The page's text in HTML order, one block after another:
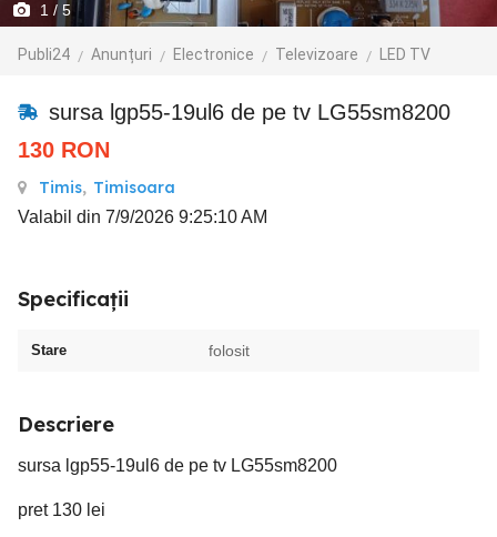
1 / 5
Publi24 Anunțuri Electronice Televizoare LED TV
sursa lgp55-19ul6 de pe tv LG55sm8200
130 RON
Timis, Timisoara
Valabil din 7/9/2026 9:25:10 AM
Specificații
Stare folosit
Descriere
sursa lgp55-19ul6 de pe tv LG55sm8200
pret 130 lei